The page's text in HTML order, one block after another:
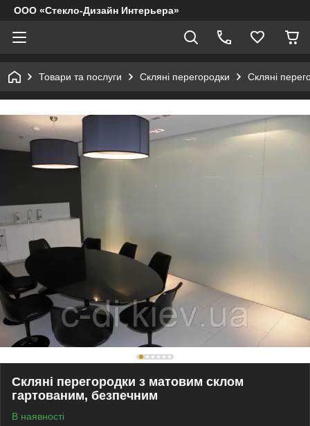
ООО «Стекло-Дизайн Интерьера»
Товари та послуги Скляні перегородки Скляні
Скляні перегородки з матовим склом
гартованим, безпечним
В наявності